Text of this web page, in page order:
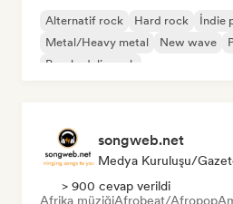
Alternatif rock Hard rock İndie
Metal/Heavy metal
New wave
Psychedelic rock
songweb.net
Medya Kuruluşu/
> 900 cevap verildi
Afrika müziğiAfrobeat/Afropop